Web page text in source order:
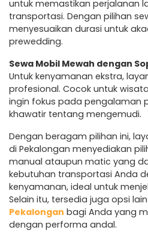
untuk memastikan perjalanan
transportasi. Dengan pilihan
menyesuaikan durasi untuk
prewedding.
Sewa Mobil Mewah dengan
Untuk kenyamanan ekstra,
profesional. Cocok untuk
ingin fokus pada pengalaman
khawatir tentang mengemudi.
Dengan beragam pilihan ini,
di Pekalongan menyediakan
manual ataupun matic yang
kebutuhan transportasi Anda
kenyamanan, ideal untuk
Selain itu, tersedia juga opsi
Pekalongan bagi Anda yang
dengan performa andal.